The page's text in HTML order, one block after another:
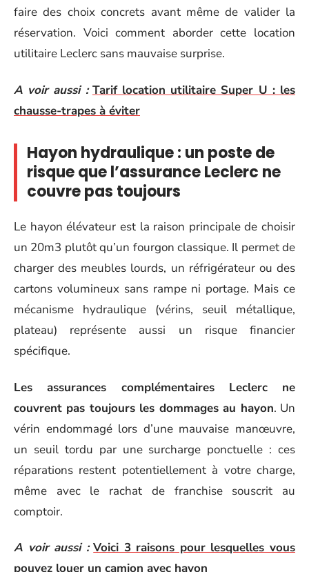
faire des choix concrets avant même de valider la
réservation. Voici comment aborder cette location
utilitaire Leclerc sans mauvaise surprise.
A voir aussi : Tarif location utilitaire Super U : les
chausse-trapes à éviter
Hayon hydraulique : un poste de
risque que l’assurance Leclerc ne
couvre pas toujours
Le hayon élévateur est la raison principale de choisir
un 20m3 plutôt qu’un fourgon classique. Il permet de
charger des meubles lourds, un réfrigérateur ou des
cartons volumineux sans rampe ni portage. Mais ce
mécanisme hydraulique (vérins, seuil métallique,
plateau) représente aussi un risque financier
spécifique.
Les assurances complémentaires Leclerc ne
couvrent pas toujours les dommages au hayon. Un
vérin endommagé lors d’une mauvaise manœuvre,
un seuil tordu par une surcharge ponctuelle : ces
réparations restent potentiellement à votre charge,
même avec le rachat de franchise souscrit au
comptoir.
A voir aussi : Voici 3 raisons pour lesquelles vous
pouvez louer un camion avec hayon